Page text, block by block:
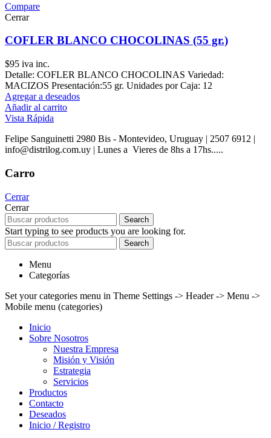
Compare
Cerrar
COFLER BLANCO CHOCOLINAS (55 gr.)
$95 iva inc.
Detalle: COFLER BLANCO CHOCOLINAS Variedad:
MACIZOS Presentación:55 gr. Unidades por Caja: 12
Agregar a deseados
Añadir al carrito
Vista Rápida
Felipe Sanguinetti 2980 Bis - Montevideo, Uruguay | 2507 6912 |
info@distrilog.com.uy | Lunes a Vieres de 8hs a 17hs.....
Carro
Cerrar
Cerrar
Search
Start typing to see products you are looking for.
Search
Menu
Categorías
Set your categories menu in Theme Settings -> Header -> Menu ->
Mobile menu (categories)
Inicio
Sobre Nosotros
Nuestra Empresa
Misión y Visión
Estrategia
Servicios
Productos
Contacto
Deseados
Inicio / Registro